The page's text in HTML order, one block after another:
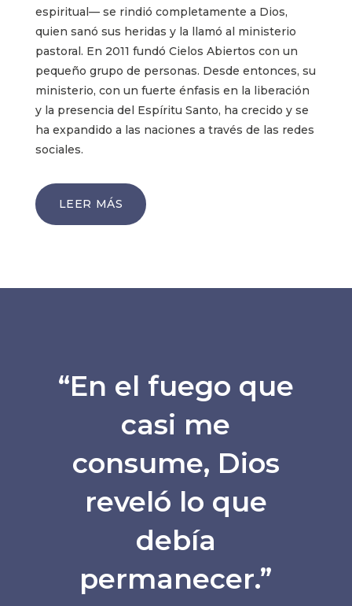
espiritual— se rindió completamente a Dios,
quien sanó sus heridas y la llamó al ministerio
pastoral. En 2011 fundó Cielos Abiertos con un
pequeño grupo de personas. Desde entonces, su
ministerio, con un fuerte énfasis en la liberación
y la presencia del Espíritu Santo, ha crecido y se
ha expandido a las naciones a través de las redes
sociales.
LEER MÁS
“En el fuego que
casi me
consume, Dios
reveló lo que
debía
permanecer.”